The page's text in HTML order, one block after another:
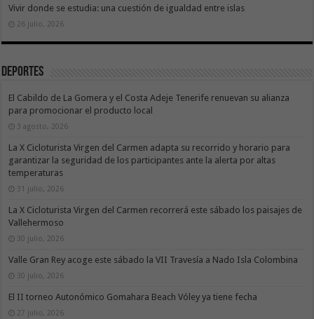
Vivir donde se estudia: una cuestión de igualdad entre islas
26 julio, 2026
Deportes
El Cabildo de La Gomera y el Costa Adeje Tenerife renuevan su alianza
para promocionar el producto local
3 agosto, 2026
La X Cicloturista Virgen del Carmen adapta su recorrido y horario para
garantizar la seguridad de los participantes ante la alerta por altas
temperaturas
31 julio, 2026
La X Cicloturista Virgen del Carmen recorrerá este sábado los paisajes de
Vallehermoso
30 julio, 2026
Valle Gran Rey acoge este sábado la VII Travesía a Nado Isla Colombina
30 julio, 2026
El II torneo Autonómico Gomahara Beach Vóley ya tiene fecha
27 julio, 2026